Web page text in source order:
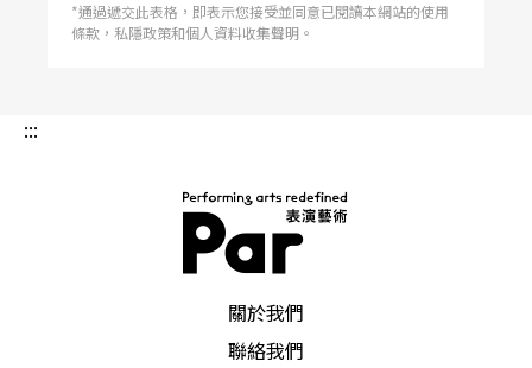
*通過遞交此表格，即表示您接受並同意已閱讀本網站的使用
條款，私隱政策和個人資料收集聲明。
:::
關於我們
聯絡我們